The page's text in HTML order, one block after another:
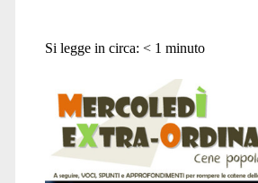
Si legge in circa: < 1 minuto